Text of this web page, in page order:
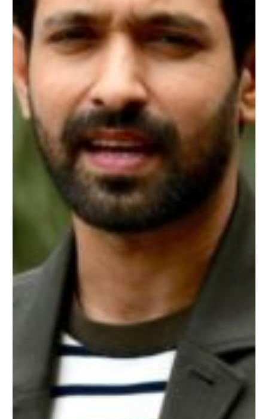
देते
थे
एक
आदमी
सैलरी
जितना
पैसा